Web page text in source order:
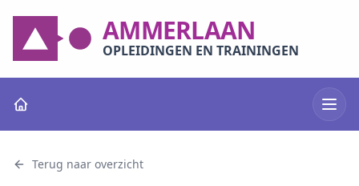
AMMERLAAN
OPLEIDINGEN EN TRAININGEN
Terug naar overzicht